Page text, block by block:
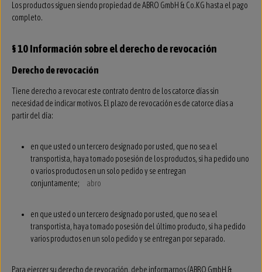
Los productos siguen siendo propiedad de ABRO GmbH & Co.KG hasta el pago
completo.
§ 10 Información sobre el derecho de revocación
Derecho de revocación
Tiene derecho a revocar este contrato dentro de los catorce días sin
necesidad de indicar motivos. El plazo de revocación es de catorce días a
partir del día:
en que usted o un tercero designado por usted, que no sea el
transportista, haya tomado posesión de los productos, si ha pedido uno
o varios productos en un solo pedido y se entregan
conjuntamente;
abro
en que usted o un tercero designado por usted, que no sea el
transportista, haya tomado posesión del último producto, si ha pedido
varios productos en un solo pedido y se entregan por separado.
Para ejercer su derecho de revocación, debe informarnos (ABRO GmbH &